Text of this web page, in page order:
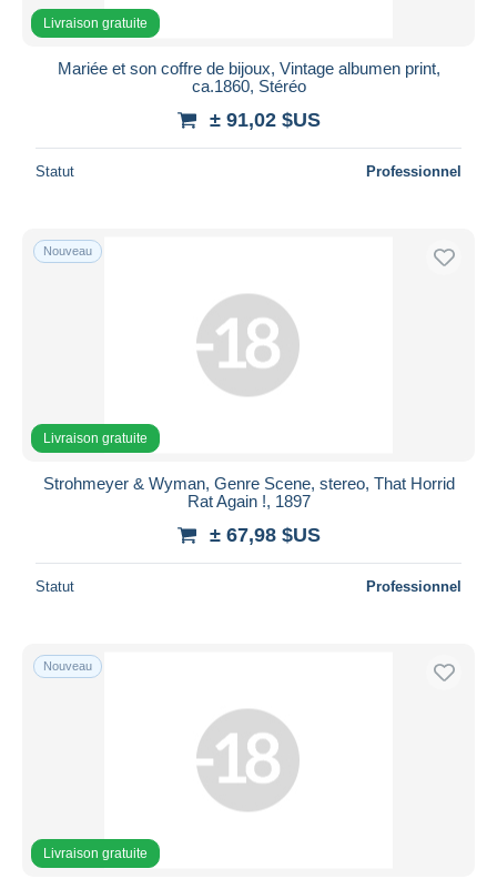
Livraison gratuite
Mariée et son coffre de bijoux, Vintage albumen print,
ca.1860, Stéréo
± 91,02 $US
Statut Professionnel
Nouveau
Livraison gratuite
Strohmeyer & Wyman, Genre Scene, stereo, That Horrid
Rat Again !, 1897
± 67,98 $US
Statut Professionnel
Nouveau
Livraison gratuite